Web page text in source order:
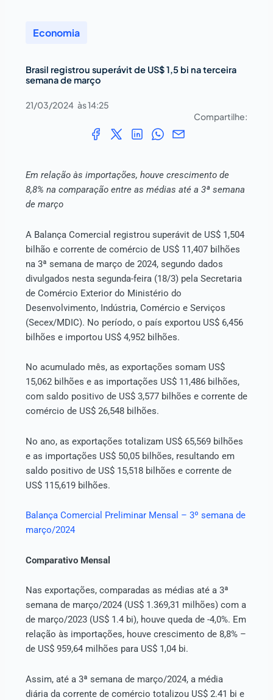
Economia
Brasil registrou superávit de US$ 1,5 bi na terceira
semana de março
21/03/2024 às14:25
Compartilhe:
Em relação às importações, houve crescimento de
8,8% na comparação entre as médias até a 3ª semana
de março
A Balança Comercial registrou superávit de US$ 1,504
bilhão e corrente de comércio de US$ 11,407 bilhões
na 3ª semana de março de 2024, segundo dados
divulgados nesta segunda-feira (18/3) pela Secretaria
de Comércio Exterior do Ministério do
Desenvolvimento, Indústria, Comércio e Serviços
(Secex/MDIC). No período, o país exportou US$ 6,456
bilhões e importou US$ 4,952 bilhões.
No acumulado mês, as exportações somam US$
15,062 bilhões e as importações US$ 11,486 bilhões,
com saldo positivo de US$ 3,577 bilhões e corrente de
comércio de US$ 26,548 bilhões.
No ano, as exportações totalizam US$ 65,569 bilhões
e as importações US$ 50,05 bilhões, resultando em
saldo positivo de US$ 15,518 bilhões e corrente de
US$ 115,619 bilhões.
Balança Comercial Preliminar Mensal – 3º semana de
março/2024
Comparativo Mensal
Nas exportações, comparadas as médias até a 3ª
semana de março/2024 (US$ 1.369,31 milhões) com a
de março/2023 (US$ 1.4 bi), houve queda de -4,0%. Em
relação às importações, houve crescimento de 8,8% –
de US$ 959,64 milhões para US$ 1,04 bi.
Assim, até a 3ª semana de março/2024, a média
diária da corrente de comércio totalizou US$ 2.41 bi e